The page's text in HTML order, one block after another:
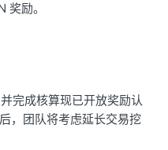
奖励。
完成核算现已开放奖励认
，团队将考虑延长交易挖